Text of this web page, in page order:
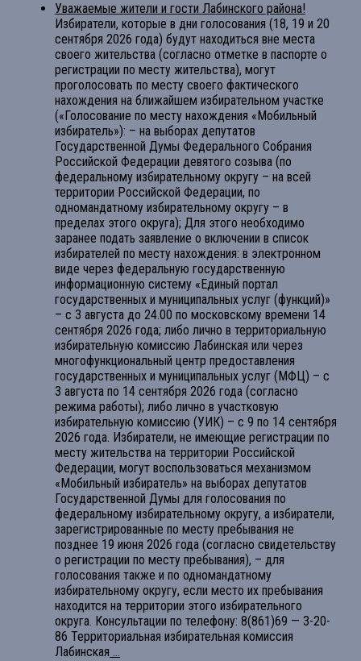
Уважаемые жители и гости Лабинского района!
Избиратели, которые в дни голосования (18, 19 и 20
сентября 2026 года) будут находиться вне места
своего жительства (согласно отметке в паспорте о
регистрации по месту жительства), могут
проголосовать по месту своего фактического
нахождения на ближайшем избирательном участке
(«Голосование по месту нахождения «Мобильный
избиратель»): – на выборах депутатов
Государственной Думы Федерального Собрания
Российской Федерации девятого созыва (по
федеральному избирательному округу – на всей
территории Российской Федерации, по
одномандатному избирательному округу – в
пределах этого округа); Для этого необходимо
заранее подать заявление о включении в список
избирателей по месту нахождения: в электронном
виде через федеральную государственную
информационную систему «Единый портал
государственных и муниципальных услуг (функций)»
– с 3 августа до 24.00 по московскому времени 14
сентября 2026 года; либо лично в территориальную
избирательную комиссию Лабинская или через
многофункциональный центр предоставления
государственных и муниципальных услуг (МФЦ) – с
3 августа по 14 сентября 2026 года (согласно
режима работы); либо лично в участковую
избирательную комиссию (УИК) – с 9 по 14 сентября
2026 года. Избиратели, не имеющие регистрации по
месту жительства на территории Российской
Федерации, могут воспользоваться механизмом
«Мобильный избиратель» на выборах депутатов
Государственной Думы для голосования по
федеральному избирательному округу, а избиратели,
зарегистрированные по месту пребывания не
позднее 19 июня 2026 года (согласно свидетельству
о регистрации по месту пребывания), – для
голосования также и по одномандатному
избирательному округу, если место их пребывания
находится на территории этого избирательного
округа. Консультации по телефону: 8(861)69 — 3-20-
86 Территориальная избирательная комиссия
Лабинская ...